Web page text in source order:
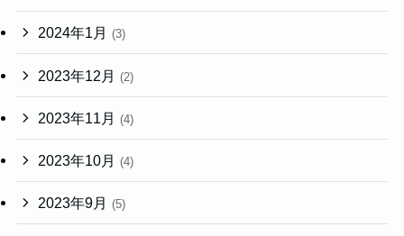
2024年1月 (3)
2023年12月 (2)
2023年11月 (4)
2023年10月 (4)
2023年9月 (5)